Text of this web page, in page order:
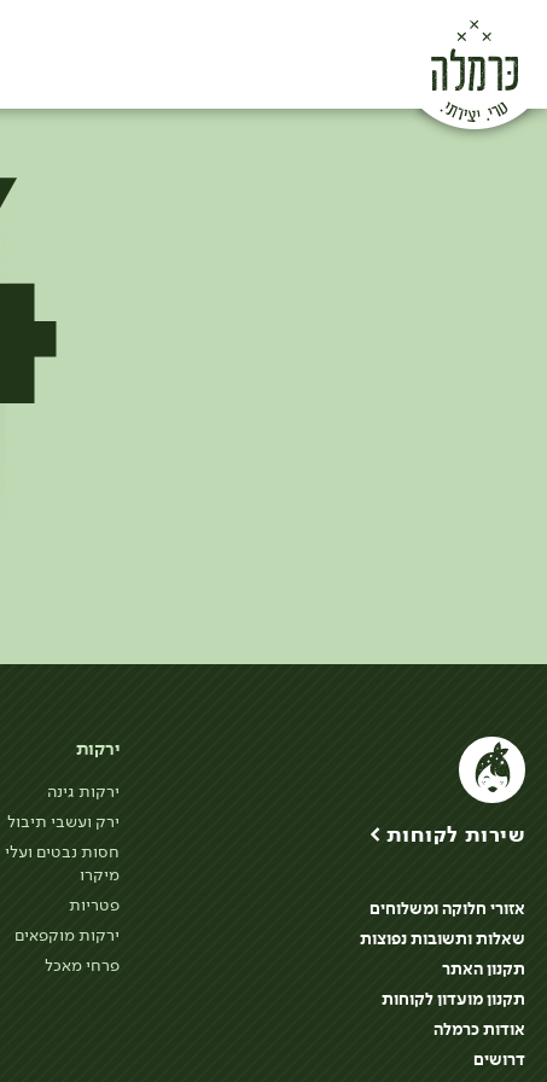
ירקות
ירקות גינה
ירק ועשבי תיבול
חסות נבטים ועלי
מיקרו
פטריות
ירקות מוקפאים
פרחי מאכל
שירות לקוחות >
אזורי חלוקה ומשלוחים
שאלות ותשובות נפוצות
תקנון האתר
תקנון מועדון לקוחות
אודות כרמלה
דרושים